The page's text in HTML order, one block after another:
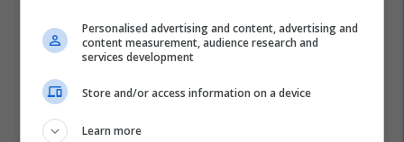
Personalised advertising and content, advertising and
content measurement, audience research and
services development
Store and/or access information on a device
Learn more